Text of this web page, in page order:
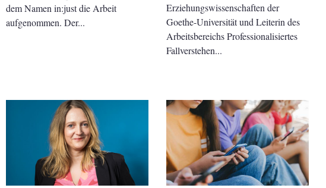
dem Namen in:just die Arbeit
aufgenommen. Der
Erziehungswissenschaften der
Goethe-Universität und Leiterin des
Arbeitsbereichs Professionalisiertes
Fallverstehen